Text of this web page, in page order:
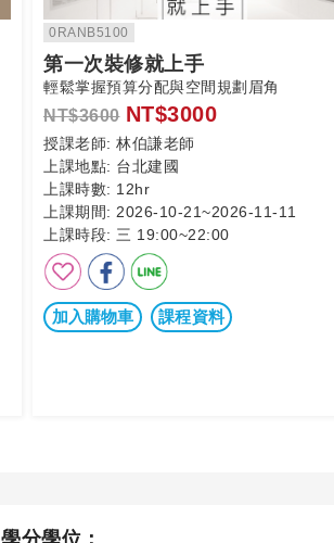
0RANB5100
第一次裝修就上手
輕鬆掌握預算分配與空間規劃眉角
NT$3600 NT$3000
授課老師: 林伯謙老師
上課地點: 台北建國
上課時數: 12hr
上課期間: 2026-10-21~2026-11-11
上課時段: 三 19:00~22:00
加入購物車 課程資料
學分學位：